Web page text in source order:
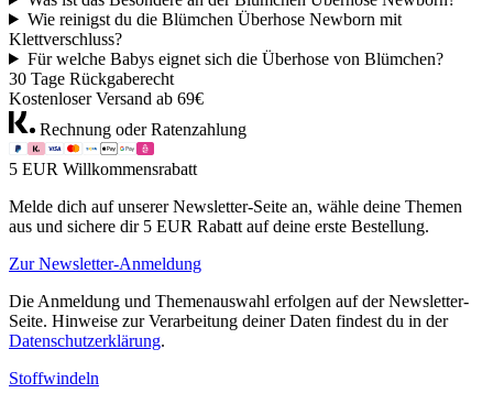
Wie reinigst du die Blümchen Überhose Newborn mit
Klettverschluss?
Für welche Babys eignet sich die Überhose von Blümchen?
30 Tage Rückgaberecht
Kostenloser Versand ab 69€
Rechnung oder Ratenzahlung
5 EUR Willkommensrabatt
Melde dich auf unserer Newsletter-Seite an, wähle deine Themen
aus und sichere dir 5 EUR Rabatt auf deine erste Bestellung.
Zur Newsletter-Anmeldung
Die Anmeldung und Themenauswahl erfolgen auf der Newsletter-
Seite. Hinweise zur Verarbeitung deiner Daten findest du in der
Datenschutzerklärung.
Stoffwindeln